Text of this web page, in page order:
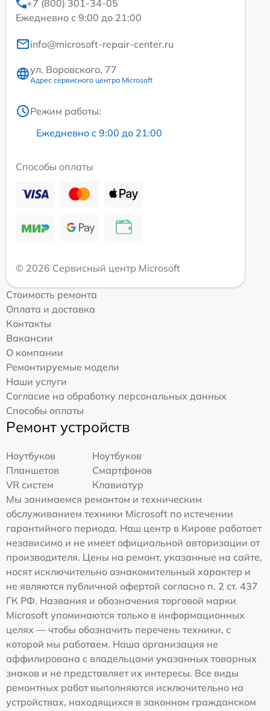
+7 (800) 301-34-05
Ежедневно с 9:00 до 21:00
info@microsoft-repair-center.ru
ул. Воровского, 77
Адрес сервисного центра Microsoft
Режим работы:
Ежедневно с 9:00 до 21:00
Способы оплаты
© 2026 Сервисный центр Microsoft
Стоимость ремонта
Оплата и доставка
Контакты
Вакансии
О компании
Ремонтируемые модели
Наши услуги
Согласие на обработку персональных данных
Способы оплаты
Ремонт устройств
Ноутбуков
Ноутбуков
Планшетов
Смартфонов
VR систем
Клавиатур
Мы занимаемся ремонтом и техническим
обслуживанием техники Microsoft по истечении
гарантийного периода. Наш центр в Кирове работает
независимо и не имеет официальной авторизации от
производителя. Цены на ремонт, указанные на сайте,
носят исключительно ознакомительный характер и
не являются публичной офертой согласно п. 2 ст. 437
ГК РФ. Названия и обозначения торговой марки
Microsoft упоминаются только в информационных
целях — чтобы обозначить перечень техники, с
которой мы работаем. Наша организация не
аффилирована с владельцами указанных товарных
знаков и не представляет их интересы. Все виды
ремонтных работ выполняются исключительно на
устройствах, находящихся в законном гражданском